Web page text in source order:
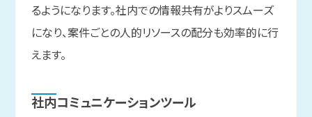
るようになります。社内での情報共有がよりスムーズ
になり、案件ごとの人的リソースの配分も効率的に行
えます。
社内コミュニケーションツール